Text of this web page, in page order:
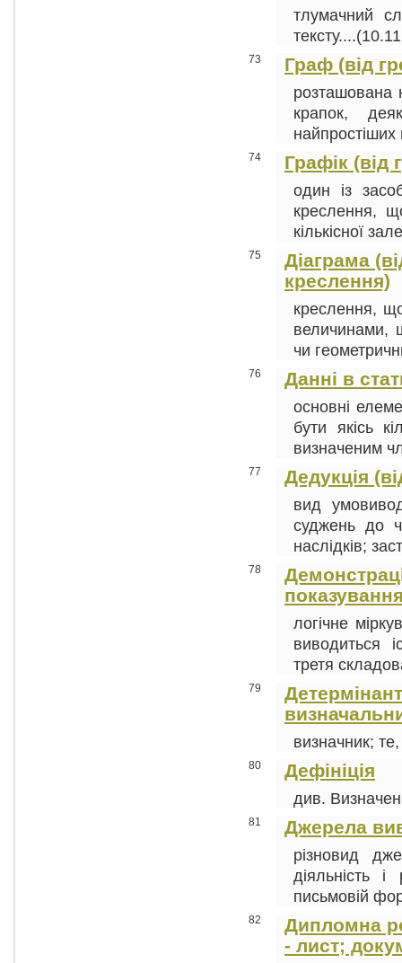
тлумачний
73 Граф (від
розташована
крапок,
74 Графік
один із
креслення,
кількісної
75
Діаграма
креслення)
креслення,
величинами,
чи
76 Данні в
основні
бути якісь
визначеним
77 Дедукція
вид
суджень до
наслідків;
78
логічне
виводиться
третя
79
визначник;
80 Дефініція
див.
81 Джерела
різновид
діяльність і
письмовій
82
Дипломна
- лист;